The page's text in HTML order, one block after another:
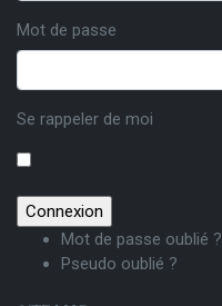
Mot de passe
Se rappeler de moi
Mot de passe oublié ?
Pseudo oublié ?